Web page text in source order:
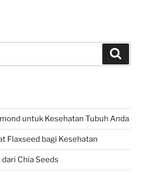
untuk Kesehatan Tubuh Anda
Flaxseed bagi Kesehatan
Chia Seeds